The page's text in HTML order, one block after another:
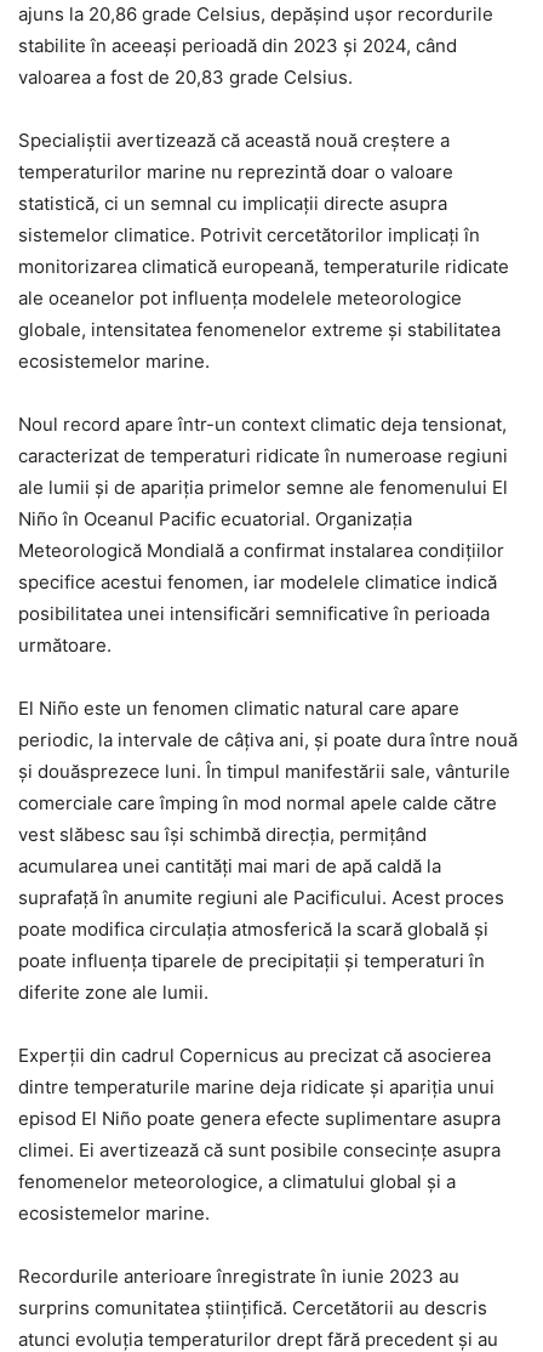
ajuns la 20,86 grade Celsius, depășind ușor recordurile
stabilite în aceeași perioadă din 2023 și 2024, când
valoarea a fost de 20,83 grade Celsius.
Specialiștii avertizează că această nouă creștere a
temperaturilor marine nu reprezintă doar o valoare
statistică, ci un semnal cu implicații directe asupra
sistemelor climatice. Potrivit cercetătorilor implicați în
monitorizarea climatică europeană, temperaturile ridicate
ale oceanelor pot influența modelele meteorologice
globale, intensitatea fenomenelor extreme și stabilitatea
ecosistemelor marine.
Noul record apare într-un context climatic deja tensionat,
caracterizat de temperaturi ridicate în numeroase regiuni
ale lumii și de apariția primelor semne ale fenomenului El
Niño în Oceanul Pacific ecuatorial. Organizația
Meteorologică Mondială a confirmat instalarea condițiilor
specifice acestui fenomen, iar modelele climatice indică
posibilitatea unei intensificări semnificative în perioada
următoare.
El Niño este un fenomen climatic natural care apare
periodic, la intervale de câțiva ani, și poate dura între nouă
și douăsprezece luni. În timpul manifestării sale, vânturile
comerciale care împing în mod normal apele calde către
vest slăbesc sau își schimbă direcția, permițând
acumularea unei cantități mai mari de apă caldă la
suprafață în anumite regiuni ale Pacificului. Acest proces
poate modifica circulația atmosferică la scară globală și
poate influența tiparele de precipitații și temperaturi în
diferite zone ale lumii.
Experții din cadrul Copernicus au precizat că asocierea
dintre temperaturile marine deja ridicate și apariția unui
episod El Niño poate genera efecte suplimentare asupra
climei. Ei avertizează că sunt posibile consecințe asupra
fenomenelor meteorologice, a climatului global și a
ecosistemelor marine.
Recordurile anterioare înregistrate în iunie 2023 au
surprins comunitatea științifică. Cercetătorii au descris
atunci evoluția temperaturilor drept fără precedent și au